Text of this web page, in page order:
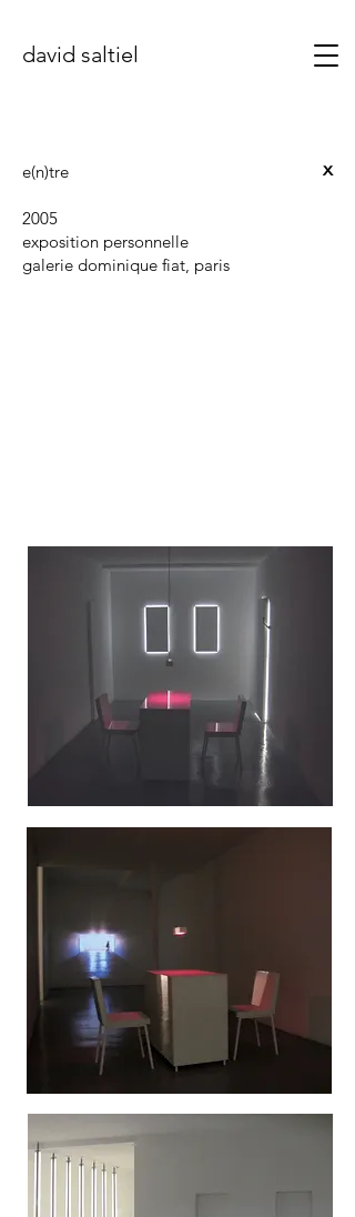
david saltiel
e(n)tre
2005
exposition personnelle
galerie dominique fiat, paris
x